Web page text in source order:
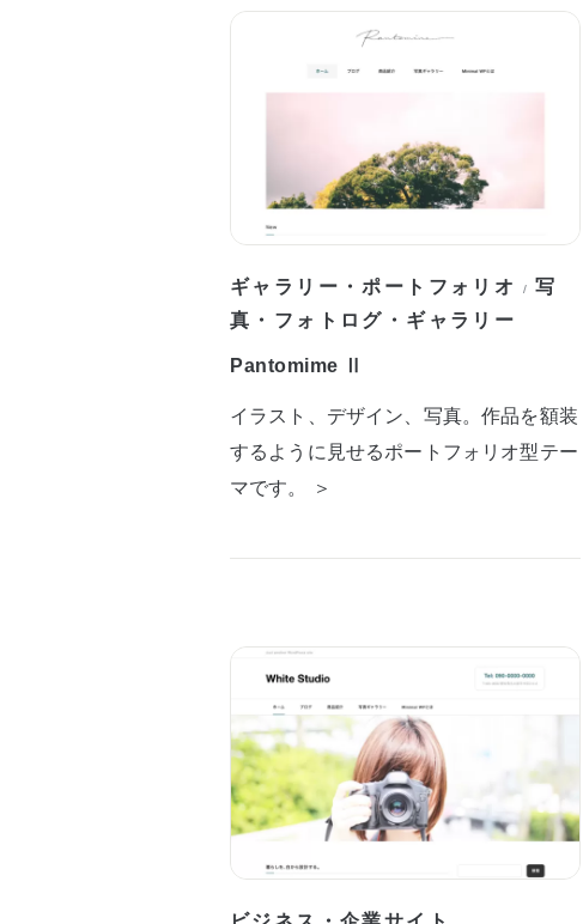
ギャラリー・ポートフォリオ /写
真・フォトログ・ギャラリー
Pantomime Ⅱ
イラスト、デザイン、写真。作品を額装
するように見せるポートフォリオ型テー
マです。 ＞